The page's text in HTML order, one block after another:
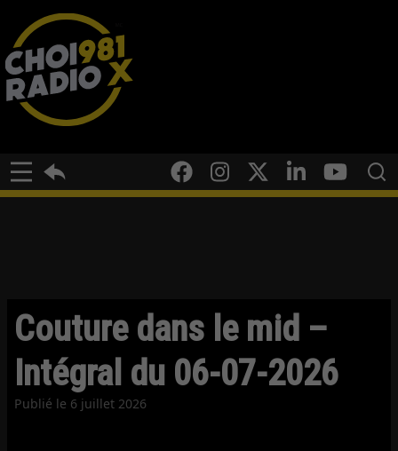
Couture dans le mid –
Intégral du 06-07-2026
Publié le 6 juillet 2026